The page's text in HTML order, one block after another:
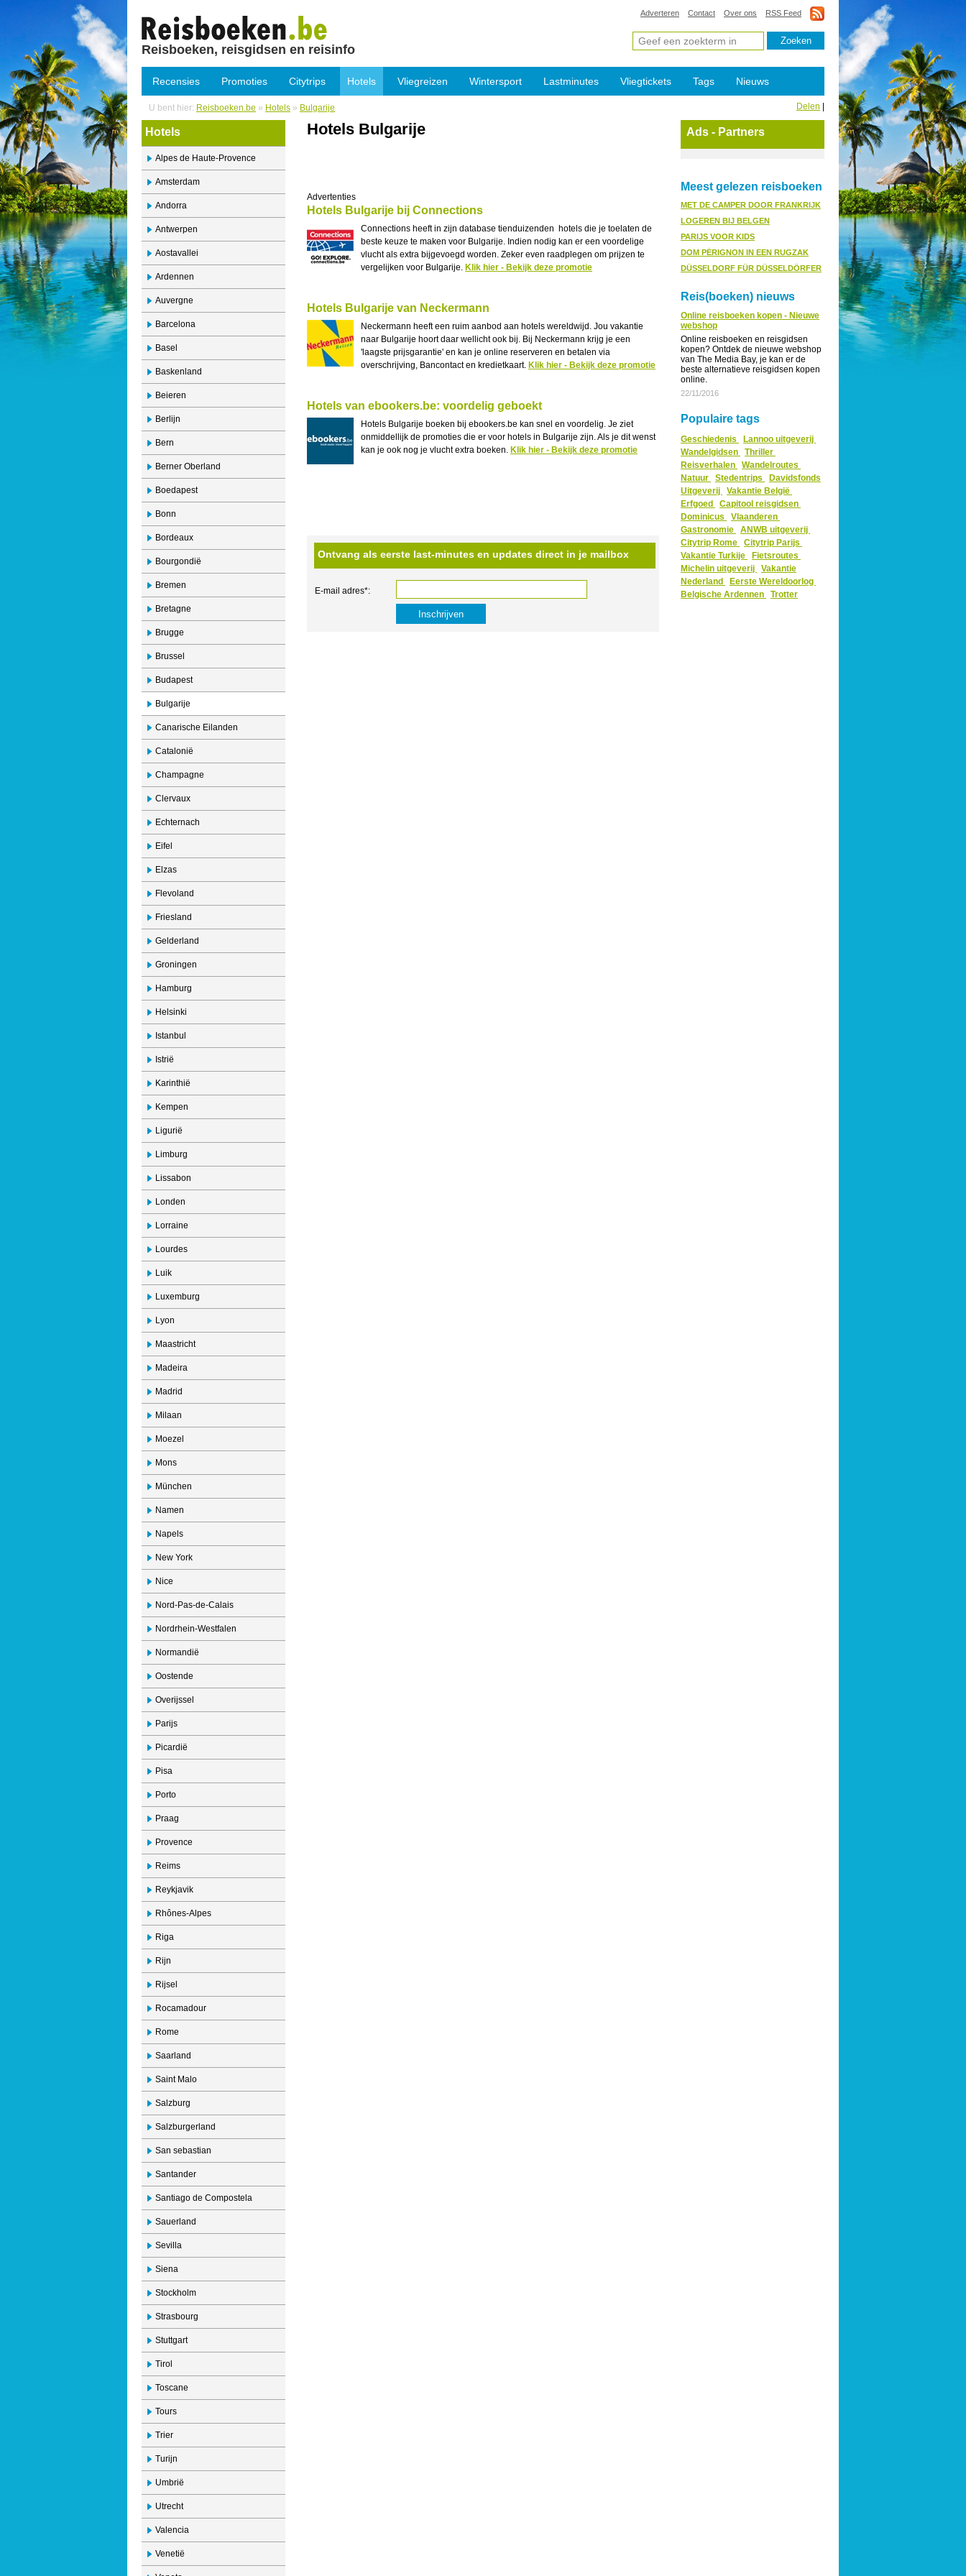
Reisboeken, reisgidsen en reisinfo
Adverteren Contact Over ons RSS Feed
Recensies Promoties Citytrips Hotels Vliegreizen Wintersport Lastminutes Vliegtickets Tags Nieuws
U bent hier: Reisboeken.be » Hotels » Bulgarije Delen
Hotels
Alpes de Haute-Provence
Amsterdam
Andorra
Antwerpen
Aostavallei
Ardennen
Auvergne
Barcelona
Basel
Baskenland
Beieren
Berlijn
Bern
Berner Oberland
Boedapest
Bonn
Bordeaux
Bourgondië
Bremen
Bretagne
Brugge
Brussel
Budapest
Bulgarije
Canarische Eilanden
Catalonië
Champagne
Clervaux
Echternach
Eifel
Elzas
Flevoland
Friesland
Gelderland
Groningen
Hamburg
Helsinki
Istanbul
Istrië
Karinthië
Kempen
Ligurië
Limburg
Lissabon
Londen
Lorraine
Lourdes
Luik
Luxemburg
Lyon
Maastricht
Madeira
Madrid
Milaan
Moezel
Mons
München
Namen
Napels
New York
Nice
Nord-Pas-de-Calais
Nordrhein-Westfalen
Normandië
Oostende
Overijssel
Parijs
Picardië
Pisa
Porto
Praag
Provence
Reims
Reykjavik
Rhônes-Alpes
Riga
Rijn
Rijsel
Rocamadour
Rome
Saarland
Saint Malo
Salzburg
Salzburgerland
San sebastian
Santander
Santiago de Compostela
Sauerland
Sevilla
Siena
Stockholm
Strasbourg
Stuttgart
Tirol
Toscane
Tours
Trier
Turijn
Umbrië
Utrecht
Valencia
Venetië
Hotels Bulgarije
Advertenties
Hotels Bulgarije bij Connections
Connections heeft in zijn database tienduizenden hotels die je toelaten de
beste keuze te maken voor Bulgarije. Indien nodig kan er een voordelige
vlucht als extra bijgevoegd worden. Zeker even raadplegen om prijzen te
vergelijken voor Bulgarije. Klik hier - Bekijk deze promotie
Hotels Bulgarije van Neckermann
Neckermann heeft een ruim aanbod aan hotels wereldwijd. Jou vakantie
naar Bulgarije hoort daar wellicht ook bij. Bij Neckermann krijg je een
'laagste prijsgarantie' en kan je online reserveren en betalen via
overschrijving, Bancontact en kredietkaart. Klik hier - Bekijk deze promotie
Hotels van ebookers.be: voordelig geboekt
Hotels Bulgarije boeken bij ebookers.be kan snel en voordelig. Je ziet
onmiddellijk de promoties die er voor hotels in Bulgarije zijn. Als je dit wenst
kan je ook nog je vlucht extra boeken. Klik hier - Bekijk deze promotie
Ontvang als eerste last-minutes en updates direct in je mailbox
E-mail adres*:
Ads - Partners
Meest gelezen reisboeken
MET DE CAMPER DOOR FRANKRIJK
LOGEREN BIJ BELGEN
PARIJS VOOR KIDS
DOM PÉRIGNON IN EEN RUGZAK
DÜSSELDORF FÜR DÜSSELDÖRFER
Reis(boeken) nieuws
Online reisboeken kopen - Nieuwe
webshop
Online reisboeken en reisgidsen
kopen? Ontdek de nieuwe webshop
van The Media Bay, je kan er de
beste alternatieve reisgidsen kopen
online.
22/11/2016
Populaire tags
Geschiedenis
Lannoo uitgeverij
Wandelgidsen
Thriller
Reisverhalen
Wandelroutes
Natuur
Stedentrips
Davidsfonds
Uitgeverij
Vakantie België
Erfgoed
Capitool reisgidsen
Dominicus
Vlaanderen
Gastronomie
ANWB uitgeverij
Citytrip Rome
Citytrip Parijs
Vakantie Turkije
Fietsroutes
Michelin uitgeverij
Vakantie
Nederland
Eerste Wereldoorlog
Belgische Ardennen
Trotter